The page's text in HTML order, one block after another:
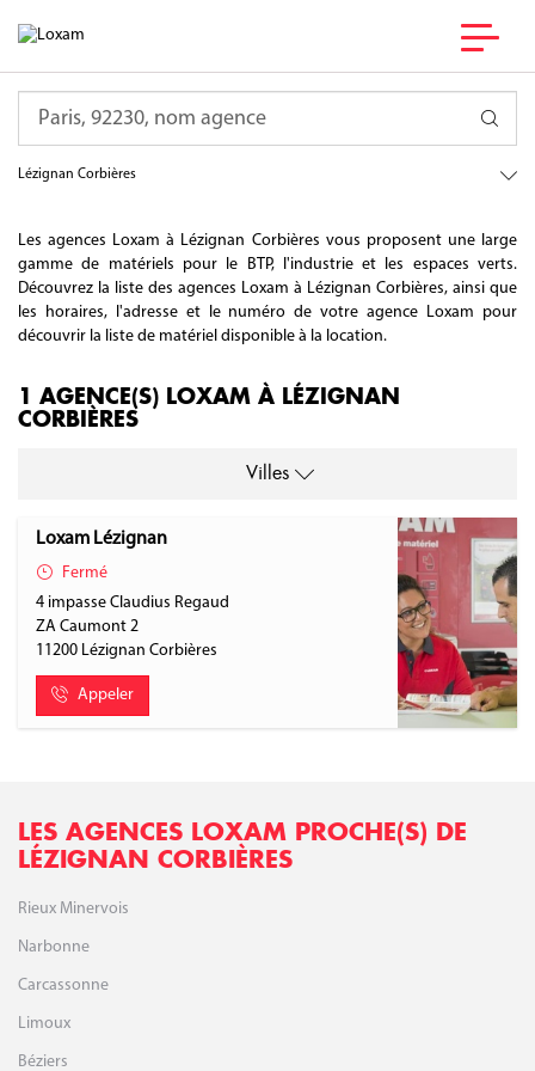
Lézignan Corbières
Les agences Loxam à Lézignan Corbières vous proposent une large
gamme de matériels pour le BTP, l'industrie et les espaces verts.
Découvrez la liste des agences Loxam à Lézignan Corbières, ainsi que
les horaires, l'adresse et le numéro de votre agence Loxam pour
découvrir la liste de matériel disponible à la location.
1 AGENCE(S) LOXAM À LÉZIGNAN
CORBIÈRES
Villes
Loxam Lézignan
Fermé
4 impasse Claudius Regaud
ZA Caumont 2
11200 Lézignan Corbières
Appeler
LES AGENCES LOXAM PROCHE(S) DE
LÉZIGNAN CORBIÈRES
Rieux Minervois
Narbonne
Carcassonne
Limoux
Béziers